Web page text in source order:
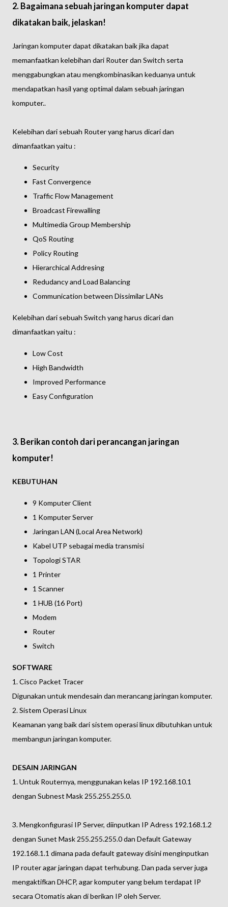
2. Bagaimana sebuah jaringan komputer dapat
dikatakan baik, jelaskan!
Jaringan komputer dapat dikatakan baik jika dapat
memanfaatkan kelebihan dari Router dan Switch serta
menggabungkan atau mengkombinasikan keduanya untuk
mendapatkan hasil yang optimal dalam sebuah jaringan
komputer..
Kelebihan dari sebuah Router yang harus dicari dan
dimanfaatkan yaitu :
Security
Fast Convergence
Traffic Flow Management
Broadcast Firewalling
Multimedia Group Membership
QoS Routing
Policy Routing
Hierarchical Addresing
Redudancy and Load Balancing
Communication between Dissimilar LANs
Kelebihan dari sebuah Switch yang harus dicari dan
dimanfaatkan yaitu :
Low Cost
High Bandwidth
Improved Performance
Easy Configuration
3. Berikan contoh dari perancangan jaringan
komputer!
KEBUTUHAN
9 Komputer Client
1 Komputer Server
Jaringan LAN (Local Area Network)
Kabel UTP sebagai media transmisi
Topologi STAR
1 Printer
1 Scanner
1 HUB (16 Port)
Modem
Router
Switch
SOFTWARE
1. Cisco Packet Tracer
Digunakan untuk mendesain dan merancang jaringan komputer.
2. Sistem Operasi Linux
Keamanan yang baik dari sistem operasi linux dibutuhkan untuk
membangun jaringan komputer.
DESAIN JARINGAN
1. Untuk Routernya, menggunakan kelas IP 192.168.10.1
dengan Subnest Mask 255.255.255.0.
3. Mengkonfigurasi IP Server, diinputkan IP Adress 192.168.1.2
dengan Sunet Mask 255.255.255.0 dan Default Gateway
192.168.1.1 dimana pada default gateway disini menginputkan
IP router agar jaringan dapat terhubung. Dan pada server juga
mengaktifkan DHCP, agar komputer yang belum terdapat IP
secara Otomatis akan di berikan IP oleh Server.